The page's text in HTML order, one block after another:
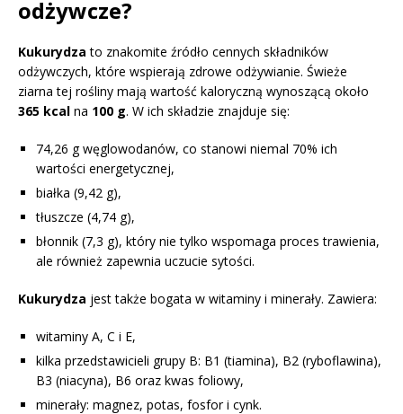
odżywcze?
Kukurydza to znakomite źródło cennych składników
odżywczych, które wspierają zdrowe odżywianie. Świeże
ziarna tej rośliny mają wartość kaloryczną wynoszącą około
365 kcal na 100 g. W ich składzie znajduje się:
74,26 g węglowodanów, co stanowi niemal 70% ich
wartości energetycznej,
białka (9,42 g),
tłuszcze (4,74 g),
błonnik (7,3 g), który nie tylko wspomaga proces trawienia,
ale również zapewnia uczucie sytości.
Kukurydza jest także bogata w witaminy i minerały. Zawiera:
witaminy A, C i E,
kilka przedstawicieli grupy B: B1 (tiamina), B2 (ryboflawina),
B3 (niacyna), B6 oraz kwas foliowy,
minerały: magnez, potas, fosfor i cynk.